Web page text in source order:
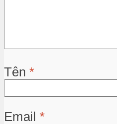
Tên *
Email *